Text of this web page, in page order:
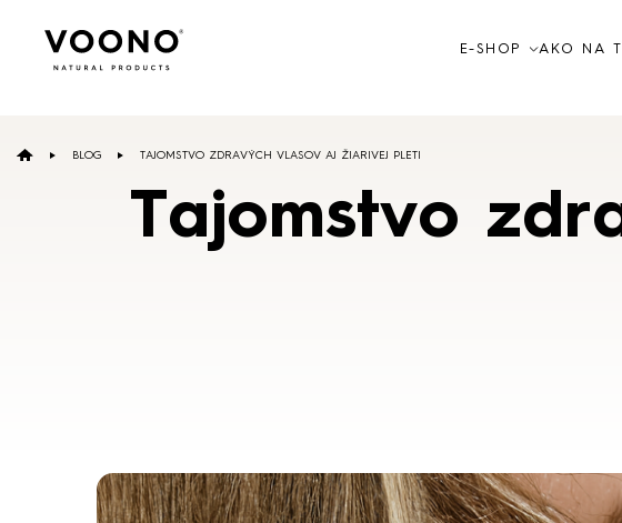
E-SHOP AKO NA
Hľadať:
BLOG TAJOMSTVO ZDRAVÝCH VLASOV AJ ŽIARIVEJ PLETI
Tajomstvo